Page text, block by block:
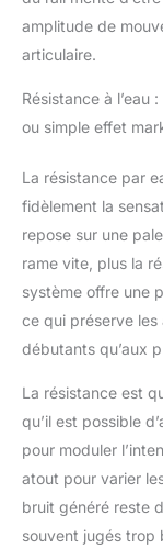
adapté
hauteur,
l'exercice
de la
stabilité
mentale.
efficace
fitness et
robuste et
design
garantit la
machine.
sur le
dispose
amplitude de
articulaire.
Résistance à
ou simple effet
La résistance par
fidèlement la
repose sur une
rame vite, plus la
système offre une
ce qui préserve
débutants qu’aux
La résistance est
qu’il est possible
pour moduler
atout pour varier
bruit généré reste
souvent jugés trop